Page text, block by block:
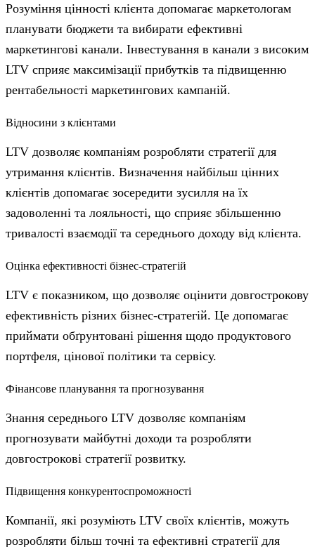
Розуміння цінності клієнта допомагає маркетологам
планувати бюджети та вибирати ефективні
маркетингові канали. Інвестування в канали з високим
LTV сприяє максимізації прибутків та підвищенню
рентабельності маркетингових кампаній.
Відносини з клієнтами
LTV дозволяє компаніям розробляти стратегії для
утримання клієнтів. Визначення найбільш цінних
клієнтів допомагає зосередити зусилля на їх
задоволенні та лояльності, що сприяє збільшенню
тривалості взаємодії та середнього доходу від клієнта.
Оцінка ефективності бізнес-стратегій
LTV є показником, що дозволяє оцінити довгострокову
ефективність різних бізнес-стратегій. Це допомагає
приймати обґрунтовані рішення щодо продуктового
портфеля, цінової політики та сервісу.
Фінансове планування та прогнозування
Знання середнього LTV дозволяє компаніям
прогнозувати майбутні доходи та розробляти
довгострокові стратегії розвитку.
Підвищення конкурентоспроможності
Компанії, які розуміють LTV своїх клієнтів, можуть
розробляти більш точні та ефективні стратегії для